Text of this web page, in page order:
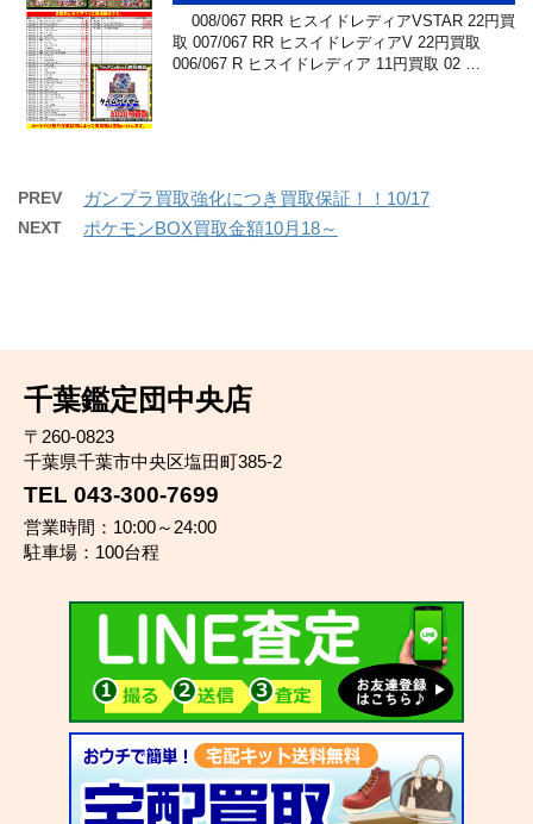
008/067 RRR ヒスイドレディアVSTAR 22円買
取 007/067 RR ヒスイドレディアV 22円買取
006/067 R ヒスイドレディア 11円買取 02 …
PREV ガンプラ買取強化につき買取保証！！10/17
NEXT ポケモンBOX買取金額10月18～
千葉鑑定団中央店
〒260-0823
千葉県千葉市中央区塩田町385-2
TEL 043-300-7699
営業時間：10:00～24:00
駐車場：100台程